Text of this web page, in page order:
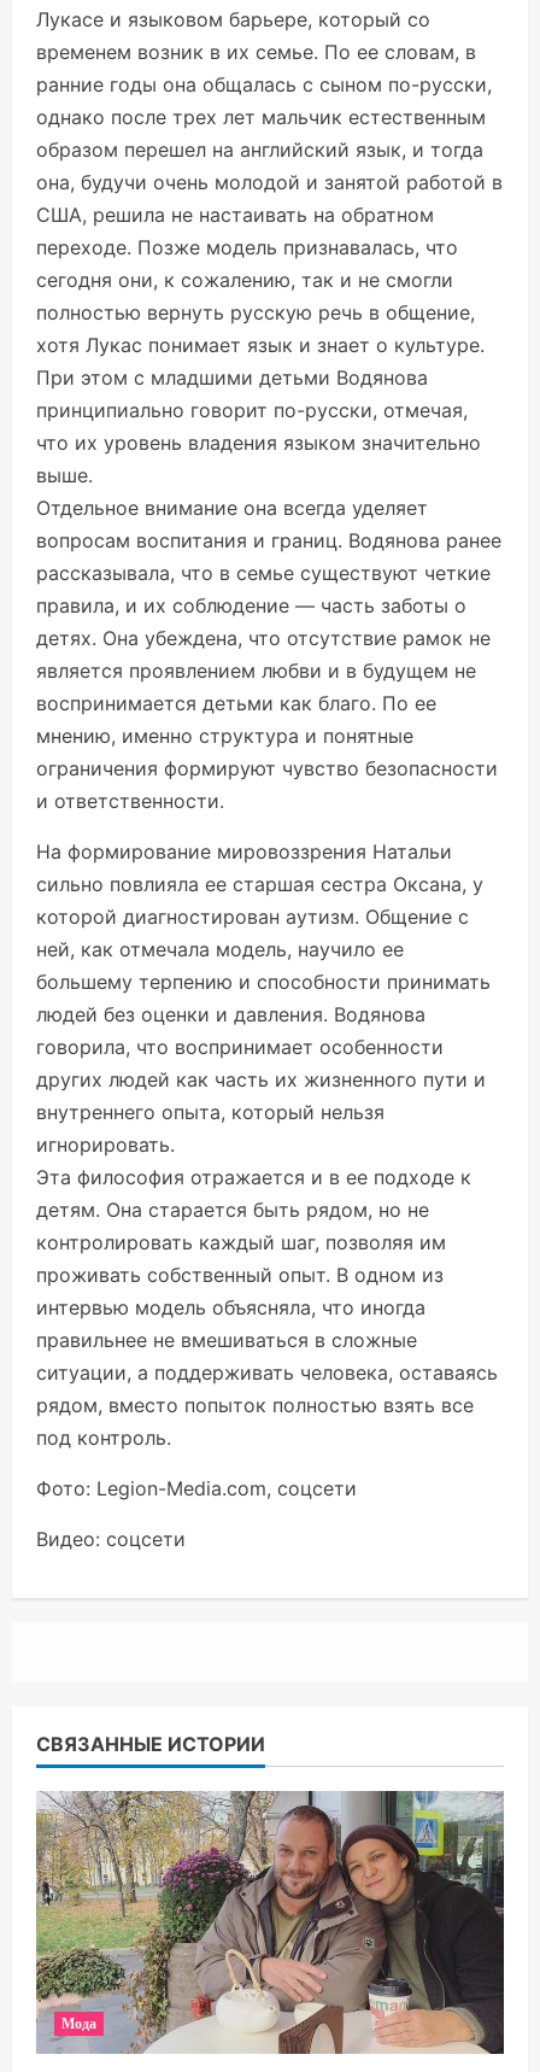
Лукасe и языковом барьере, который со
временем возник в их семье. По ее словам, в
ранние годы она общалась с сыном по-русски,
однако после трех лет мальчик естественным
образом перешел на английский язык, и тогда
она, будучи очень молодой и занятой работой в
США, решила не настаивать на обратном
переходе. Позже модель признавалась, что
сегодня они, к сожалению, так и не смогли
полностью вернуть русскую речь в общение,
хотя Лукас понимает язык и знает о культуре.
При этом с младшими детьми Водянова
принципиально говорит по-русски, отмечая,
что их уровень владения языком значительно
выше.
Отдельное внимание она всегда уделяет
вопросам воспитания и границ. Водянова ранее
рассказывала, что в семье существуют четкие
правила, и их соблюдение — часть заботы о
детях. Она убеждена, что отсутствие рамок не
является проявлением любви и в будущем не
воспринимается детьми как благо. По ее
мнению, именно структура и понятные
ограничения формируют чувство безопасности
и ответственности.
На формирование мировоззрения Натальи
сильно повлияла ее старшая сестра Оксана, у
которой диагностирован аутизм. Общение с
ней, как отмечала модель, научило ее
большему терпению и способности принимать
людей без оценки и давления. Водянова
говорила, что воспринимает особенности
других людей как часть их жизненного пути и
внутреннего опыта, который нельзя
игнорировать.
Эта философия отражается и в ее подходе к
детям. Она старается быть рядом, но не
контролировать каждый шаг, позволяя им
проживать собственный опыт. В одном из
интервью модель объясняла, что иногда
правильнее не вмешиваться в сложные
ситуации, а поддерживать человека, оставаясь
рядом, вместо попыток полностью взять все
под контроль.
Фото: Legion-Media.com, соцсети
Видео: соцсети
СВЯЗАННЫЕ ИСТОРИИ
Мода